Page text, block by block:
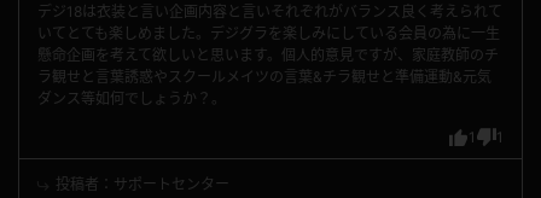
1 1
デジ18は衣装と言い企画内容と言いそれぞれがバランス良く考えられて
いてとても楽しめました。デジグラを楽しみにしている会員の為に一生
懸命企画を考えて欲しいと思います。個人的意見ですが、家庭教師のチ
ラ観せと言葉誘惑やスクールメイツの言葉&チラ観せと準備運動&元気
ダンス等如何でしょうか？。
投稿者：サポートセンター